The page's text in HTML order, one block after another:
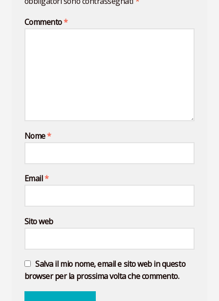
Commento*
Nome*
Email*
Sito web
Salva il mio nome, email e sito web in questo
browser per la prossima volta che commento.